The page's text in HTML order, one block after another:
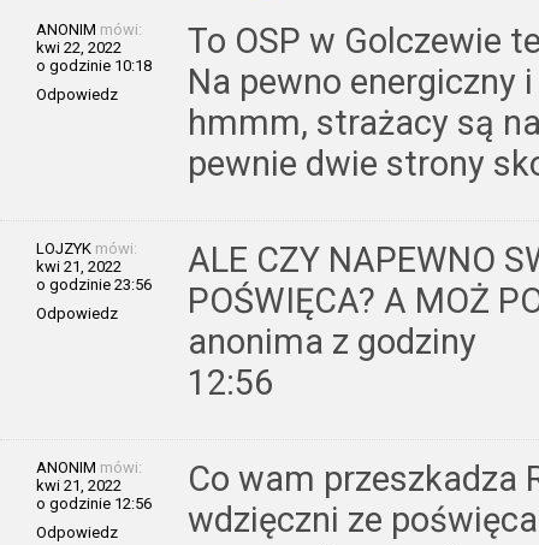
ANONIM mówi:
kwi 22, 2022
o godzinie 10:18
Odpowiedz
To OSP w Golczewie
Na pewno energiczny
hmmm, strażacy są
pewnie dwie strony
LOJZYK mówi:
kwi 21, 2022
o godzinie 23:56
Odpowiedz
ALE CZY NAPEWNO
POŚWIĘCA? A MOŻ
anonima z godziny
12:56
ANONIM mówi:
kwi 21, 2022
o godzinie 12:56
Odpowiedz
Co wam przeszkadza
wdzięczni ze